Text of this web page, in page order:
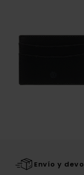
Envío y